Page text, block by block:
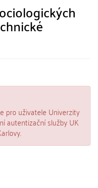
pro uživatele Univerzity
autentizační služby UK